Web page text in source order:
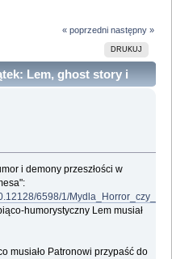
« poprzedni następny »
DRUKUJ
Lem, ghost story i
razy)
i demony przeszłości w
6598/1/
humorystyczny Lem musiał
musiało Patronowi przypaść do